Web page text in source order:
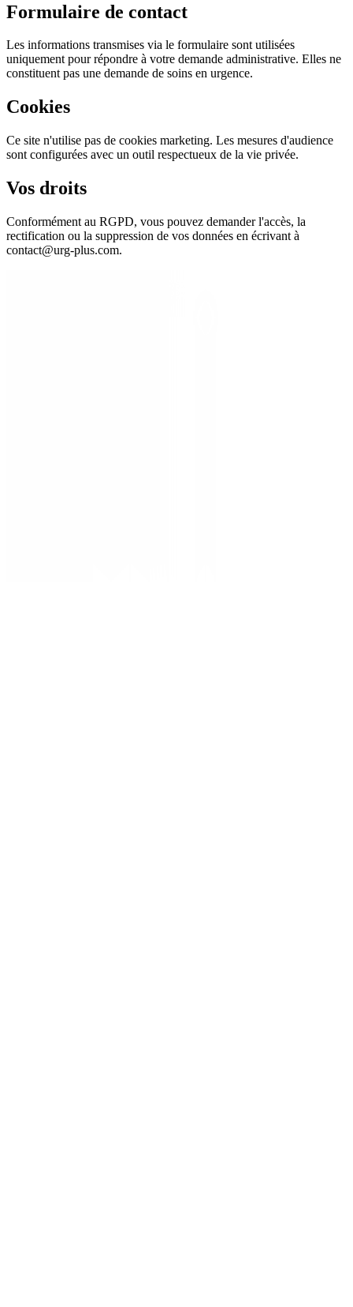
Formulaire de contact
Les informations transmises via le formulaire sont utilisées
uniquement pour répondre à votre demande administrative. Elles ne
constituent pas une demande de soins en urgence.
Cookies
Ce site n'utilise pas de cookies marketing. Les mesures d'audience
sont configurées avec un outil respectueux de la vie privée.
Vos droits
Conformément au RGPD, vous pouvez demander l'accès, la
rectification ou la suppression de vos données en écrivant à
contact@urg-plus.com.